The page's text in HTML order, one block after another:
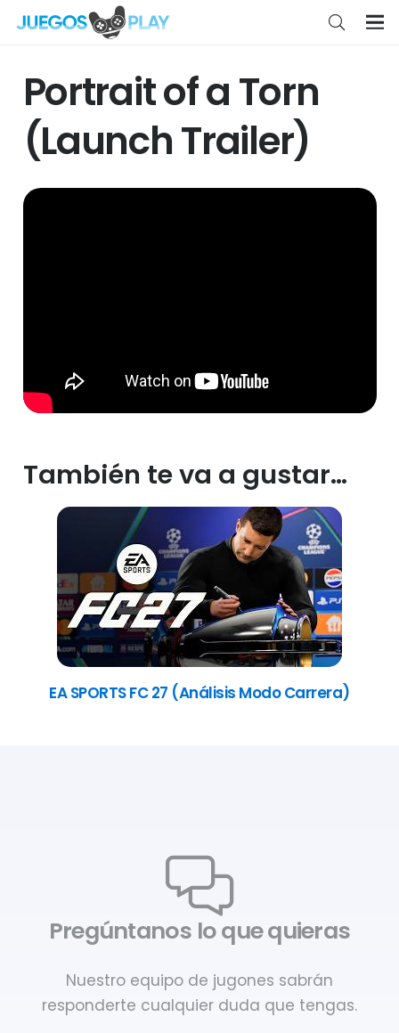
Portrait of a Torn
(Launch Trailer)
También te va a gustar…
EA SPORTS FC 27 (Análisis Modo Carrera)
Pregúntanos lo que quieras
Nuestro equipo de jugones sabrán
responderte cualquier duda que tengas.